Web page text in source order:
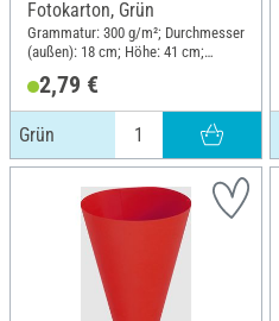
Fotokarton, Grün
Grammatur: 300 g/m²; Durchmesser
(außen): 18 cm; Höhe: 41 cm;
2,79 €
Grün